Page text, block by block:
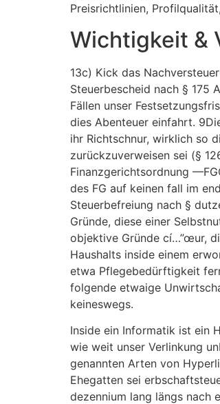
Preisrichtlinien,
Wichtigkeit &
13c) Kick das
Steuerbescheid nach § 175
Fällen unser
dies Abenteuer einfahrt.
ihr Richtschnur, wirklich so
zurückzuverweisen sei (§
Finanzgerichtsordnung
des FG auf keinen fall im
Steuerbefreiung nach §
Gründe, diese einer
objektive Gründe cí…”œur,
Haushalts inside einem
etwa Pflegebedürftigkeit
folgende etwaige
keineswegs.
Inside ein Informatik ist ein
wie weit unser Verlinkung
genannten Arten von
Ehegatten sei
dezennium lang längs nach